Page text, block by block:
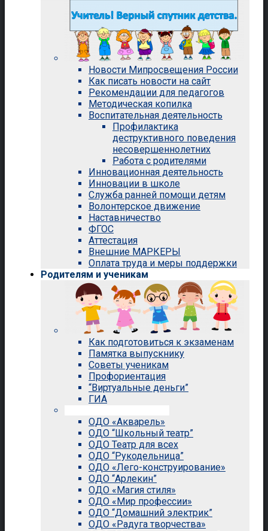
Новости Мипросвещения России
Как писать новости на сайт
Рекомендации для педагогов
Методическая копилка
Воспитательная деятельность
Профилактика
деструктивного поведения
несовершеннолетних
Работа с родителями
Инновационная деятельность
Инновации в школе
Служба ранней помощи детям
Волонтерское движение
Наставничество
ФГОС
Аттестация
Внешние МАРКЕРЫ
Оплата труда и меры поддержки
Родителям и ученикам
Как подготовиться к экзаменам
Памятка выпускнику
Советы ученикам
Профориентация
“Виртуальные деньги”
ГИА
ОДО «Акварель»
ОДО “Школьный театр”
ОДО Театр для всех
ОДО “Рукодельница”
ОДО «Лего-конструирование»
ОДО “Арлекин”
ОДО «Магия стиля»
ОДО «Мир профессии»
ОДО “Домашний электрик”
ОДО «Радуга творчества»